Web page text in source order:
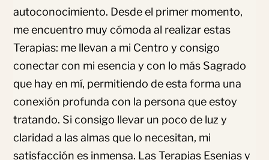
autoconocimiento. Desde el primer momento,
me encuentro muy cómoda al realizar estas
Terapias: me llevan a mi Centro y consigo
conectar con mi esencia y con lo más Sagrado
que hay en mí, permitiendo de esta forma una
conexión profunda con la persona que estoy
tratando. Si consigo llevar un poco de luz y
claridad a las almas que lo necesitan, mi
satisfacción es inmensa. Las Terapias Esenias y